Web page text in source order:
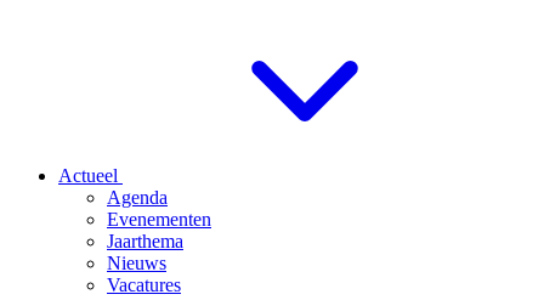
Actueel
Agenda
Evenementen
Jaarthema
Nieuws
Vacatures